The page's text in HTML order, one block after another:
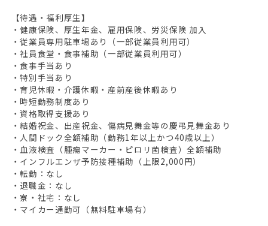
【待遇・福利厚生】
・健康保険、厚生年金、雇用保険、労災保険 加入
・従業員専用駐車場あり（一部従業員利用可）
・社員食堂・食事補助（一部従業員利用可）
・食事手当あり
・特別手当あり
・育児休暇・介護休暇・産前産後休暇あり
・時短勤務制度あり
・資格取得支援あり
・結婚祝金、出産祝金、傷病見舞金等の慶弔見舞金あり
・人間ドック全額補助（勤務1年以上かつ40歳以上）
・血液検査（腫瘍マーカー・ピロリ菌検査）全額補助
・インフルエンザ予防接種補助（上限2,000円）
・転勤：なし
・退職金：なし
・寮・社宅：なし
・マイカー通勤可（無料駐車場有）